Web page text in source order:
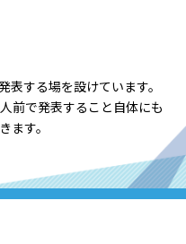
する場を設けています。
前で発表すること自体にも
ます。